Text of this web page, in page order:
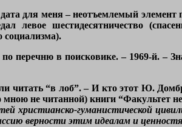
для меня – неотъемлемый
левое шестидесятничество
социализма).
по перечню в поисковике. – 1969-й.
читать “в лоб”. – И кто этот Ю.
не читанной) книги “Факультет
христианско-гуманистической
верности этим идеалам и